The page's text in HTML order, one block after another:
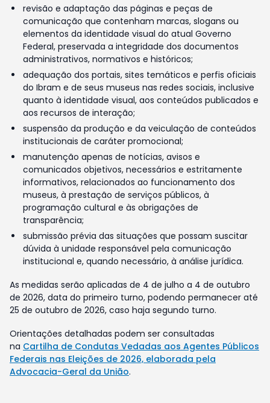
revisão e adaptação das páginas e peças de
comunicação que contenham marcas, slogans ou
elementos da identidade visual do atual Governo
Federal, preservada a integridade dos documentos
administrativos, normativos e históricos;
adequação dos portais, sites temáticos e perfis oficiais
do Ibram e de seus museus nas redes sociais, inclusive
quanto à identidade visual, aos conteúdos publicados e
aos recursos de interação;
suspensão da produção e da veiculação de conteúdos
institucionais de caráter promocional;
manutenção apenas de notícias, avisos e
comunicados objetivos, necessários e estritamente
informativos, relacionados ao funcionamento dos
museus, à prestação de serviços públicos, à
programação cultural e às obrigações de
transparência;
submissão prévia das situações que possam suscitar
dúvida à unidade responsável pela comunicação
institucional e, quando necessário, à análise jurídica.
As medidas serão aplicadas de 4 de julho a 4 de outubro
de 2026, data do primeiro turno, podendo permanecer até
25 de outubro de 2026, caso haja segundo turno.
Orientações detalhadas podem ser consultadas
na Cartilha de Condutas Vedadas aos Agentes Públicos
Federais nas Eleições de 2026, elaborada pela
Advocacia-Geral da União.